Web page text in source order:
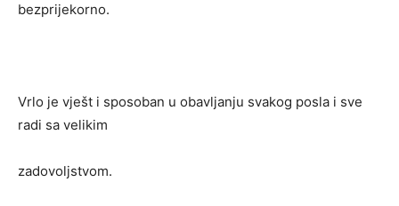
bezprijekorno.
Vrlo je vješt i sposoban u obavljanju svakog posla i sve
radi sa velikim
zadovoljstvom.